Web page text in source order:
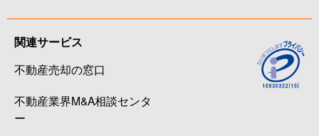
関連サービス
不動産売却の窓口
不動産業界M&A相談センタ
ー